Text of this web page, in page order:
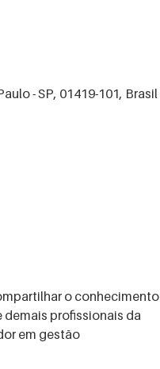
- SP, 01419-101, Brasil
o conhecimento
profissionais da
em gestão